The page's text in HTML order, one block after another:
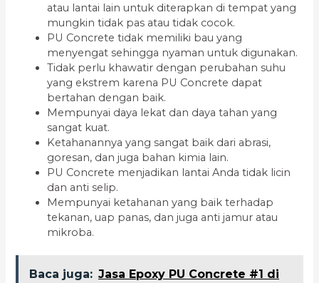
atau lantai lain untuk diterapkan di tempat yang
mungkin tidak pas atau tidak cocok.
PU Concrete tidak memiliki bau yang
menyengat sehingga nyaman untuk digunakan.
Tidak perlu khawatir dengan perubahan suhu
yang ekstrem karena PU Concrete dapat
bertahan dengan baik.
Mempunyai daya lekat dan daya tahan yang
sangat kuat.
Ketahanannya yang sangat baik dari abrasi,
goresan, dan juga bahan kimia lain.
PU Concrete menjadikan lantai Anda tidak licin
dan anti selip.
Mempunyai ketahanan yang baik terhadap
tekanan, uap panas, dan juga anti jamur atau
mikroba.
Baca juga: Jasa Epoxy PU Concrete #1 di